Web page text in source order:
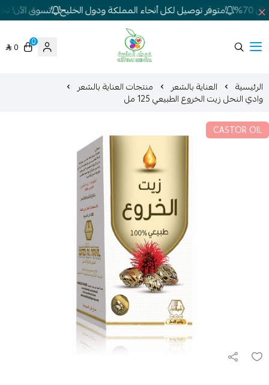
متوفر توصيل لكل أنحاء المملكة ودول الخليج تسوق الآن!
شركة غيداء المتطورة الطبية
0
0
الرئيسية العناية بالشعر منتجات العناية بالشعر
وادي النحل زيت الخروع الطبيعي 125 مل
CASTOR OIL